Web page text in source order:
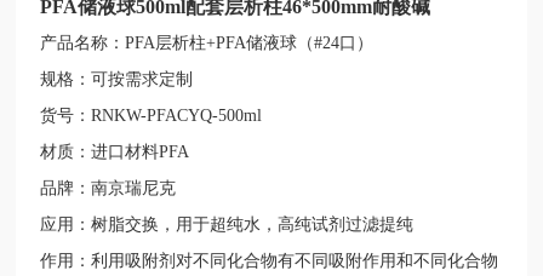
PFA储液球500ml配套层析柱46*500mm耐酸碱
产品名称：PFA层析柱+PFA储液球（#24口）
规格：可按需求定制
货号：RNKW-PFACYQ-500ml
材质：进口材料PFA
品牌：南京瑞尼克
应用：树脂交换，用于超纯水，高纯试剂过滤提纯
作用：利用吸附剂对不同化合物有不同吸附作用和不同化合物